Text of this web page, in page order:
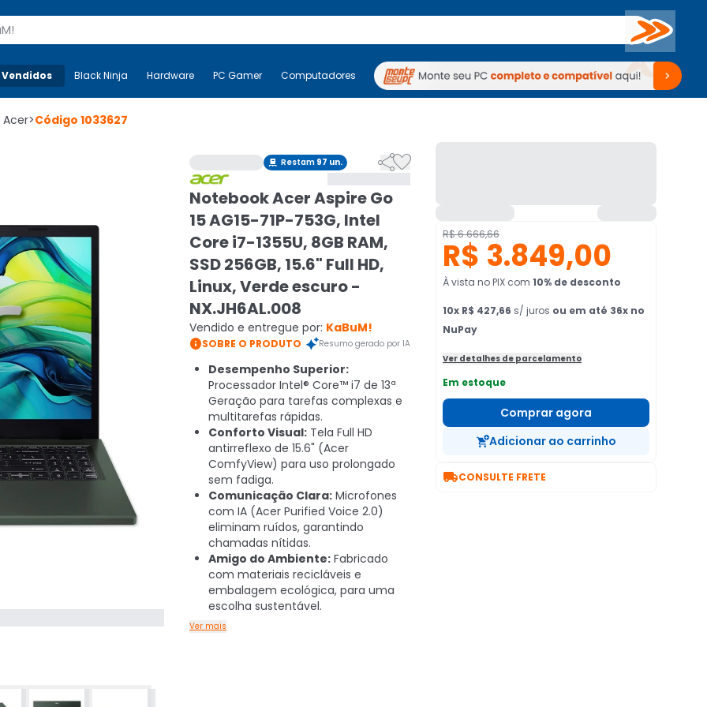
Buscar
Mais-v- Black Ninja Hardware PC Gamer Computadores Periféricos TV Venda no KaBuM!
Black Ninja Hardware PC Gamer Computadores Periféricos TV Venda no KaBuM!
Acer>Código 1033627
 Restam 97 un. 
Notebook Acer Aspire Go
15 AG15-71P-753G, Intel
Core i7-1355U, 8GB RAM,
SSD 256GB, 15.6" Full HD,
Linux, Verde escuro -
NX.JH6AL.008
Vendido e entregue por: KaBuM!
SOBRE O PRODUTO Resumo gerado por IA
Desempenho Superior:
Processador Intel® Core™ i7 de 13ª
Geração para tarefas complexas e
multitarefas rápidas.
Conforto Visual: Tela Full HD
antirreflexo de 15.6" (Acer
ComfyView) para uso prolongado
sem fadiga.
Comunicação Clara: Microfones
com IA (Acer Purified Voice 2.0)
eliminam ruídos, garantindo
chamadas nítidas.
Amigo do Ambiente: Fabricado
com materiais recicláveis e
embalagem ecológica, para uma
escolha sustentável.
Ver mais
R$ 6.666,66
R$ 3.849,00
À vista no PIX com 10% de desconto
10x R$ 427,66 s/ juros ou em até 36x no
NuPay
Ver detalhes de parcelamento
Em estoque
Comprar agora
Adicionar ao carrinho
CONSULTE FRETE